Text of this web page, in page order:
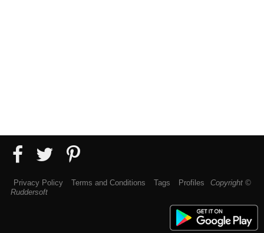
Privacy Policy Terms and Conditions Tags Profiles
Copyright ©
Ruddersoft